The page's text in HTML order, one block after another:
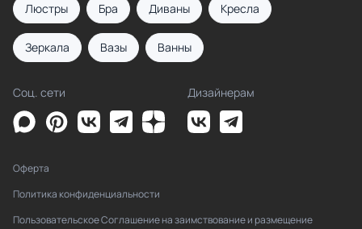
Люстры Бра Диваны Кресла
Зеркала Вазы Ванны
Соц. сети Дизайнерам
Оферта
Политика конфиденциальности
Пользовательское Соглашение на заимствование и размещение